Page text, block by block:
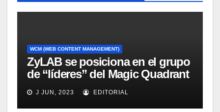
WCM (WEB CONTENT MANAGEMENT)
ZyLAB se posiciona en el grupo
de “líderes” del Magic Quadrant
for Information Access
Technology, 2008
J JUN, 2023 EDITORIAL